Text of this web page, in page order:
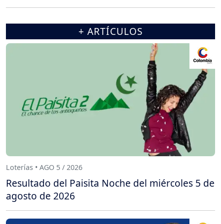
+ ARTÍCULOS
Loterías • AGO 5 / 2026
Resultado del Paisita Noche del miércoles 5 de
agosto de 2026